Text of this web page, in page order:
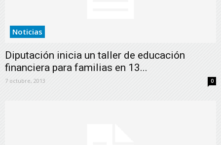
Noticias
Diputación inicia un taller de educación
financiera para familias en 13...
7 octubre, 2013 0